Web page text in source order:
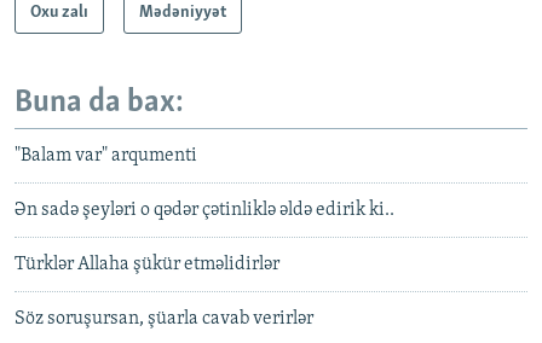
Oxu zalı Mədəniyyət
Buna da bax:
"Balam var" arqumenti
Ən sadə şeyləri o qədər çətinliklə əldə edirik ki..
Türklər Allaha şükür etməlidirlər
Söz soruşursan, şüarla cavab verirlər